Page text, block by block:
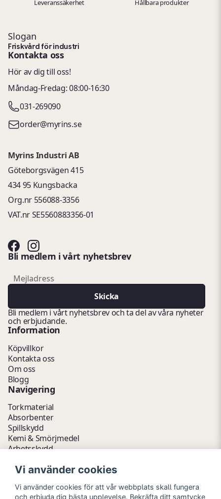
Leveranssäkerhet Hållbara produkter
Slogan
Friskvård för industri
Kontakta oss
Hör av dig till oss!
Måndag-Fredag: 08:00-16:30
031-269090
order@myrins.se
Myrins Industri AB
Göteborgsvägen 415
434 95 Kungsbacka
Org.nr 556088-3356
VAT.nr SE5560883356-01
Bli medlem i vårt nyhetsbrev
email
Mejladress
Skicka
Bli medlem i vårt nyhetsbrev och ta del av våra nyheter
och erbjudande.
Information
Köpvillkor
Kontakta oss
Om oss
Blogg
Navigering
Torkmaterial
Absorbenter
Spillskydd
Kemi & Smörjmedel
Arbetsskydd
Avfallshantering
Fathantering
Vi använder cookies
Vi använder cookies för att vår webbplats skall fungera
och erbjuda dig bästa upplevelse. Bekräfta ditt samtycke